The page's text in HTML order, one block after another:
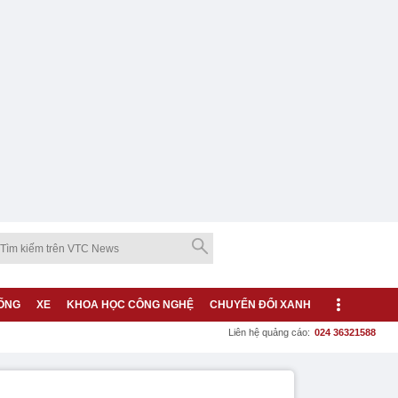
XE KHOA HỌC CÔNG NGHỆ CHUYỂN ĐỔI XANH
Liên hệ quảng cáo: 024 36321588